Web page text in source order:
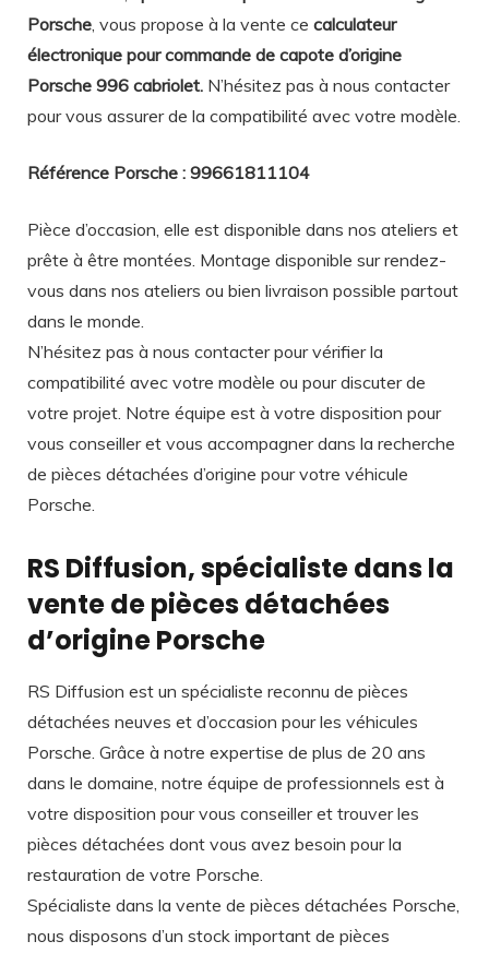
Porsche , vous propose à la vente ce calculateur
électronique pour commande de capote d’origine
Porsche 996 cabriolet. N’hésitez pas à nous contacter
pour vous assurer de la compatibilité avec votre modèle.
Référence Porsche : 99661811104
Pièce d’occasion, elle est disponible dans nos ateliers et
prête à être montées. Montage disponible sur rendez-
vous dans nos ateliers ou bien livraison possible partout
dans le monde.
N’hésitez pas à nous contacter pour vérifier la
compatibilité avec votre modèle ou pour discuter de
votre projet. Notre équipe est à votre disposition pour
vous conseiller et vous accompagner dans la recherche
de pièces détachées d’origine pour votre véhicule
Porsche.
RS Diffusion, spécialiste dans la
vente de pièces détachées
d’origine Porsche
RS Diffusion est un spécialiste reconnu de pièces
détachées neuves et d’occasion pour les véhicules
Porsche. Grâce à notre expertise de plus de 20 ans
dans le domaine, notre équipe de professionnels est à
votre disposition pour vous conseiller et trouver les
pièces détachées dont vous avez besoin pour la
restauration de votre Porsche.
Spécialiste dans la vente de pièces détachées Porsche,
nous disposons d’un stock important de pièces